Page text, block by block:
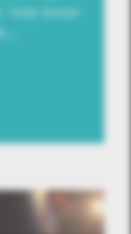
Szép lassan